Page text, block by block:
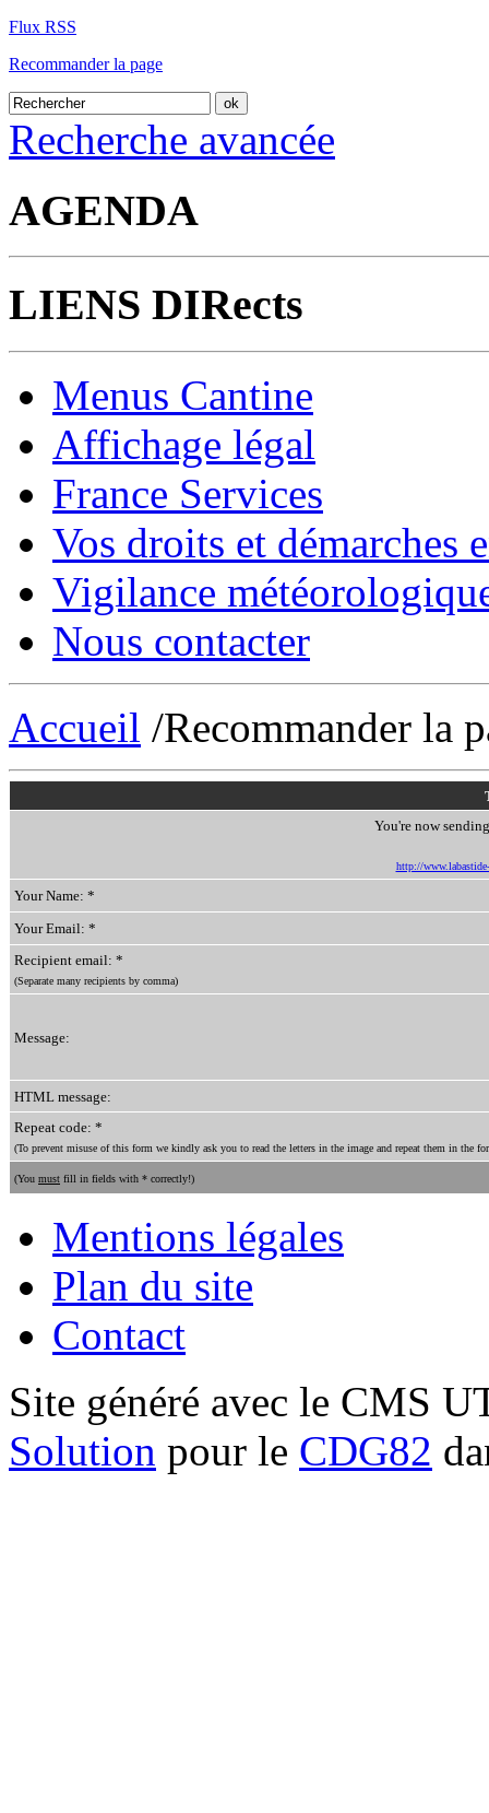
Flux RSS
Recommander la page
Recherche avancée
AGENDA
LIENS DIRects
Menus Cantine
Affichage légal
France Services
Vos droits et démarches
Vigilance
Nous contacter
Accueil /Recommander la
You're now
http://
Your Name: *
Your Email: *
Recipient email: *
(Separate many recipients by comma)
Message:
HTML message:
Repeat code: *
(To prevent misuse of this form we kindly ask you to read the letters in the image and repeat them in the
(You must fill in fields with * correctly!)
Mentions légales
Plan du site
Contact
Site généré avec le CMS
Solution pour le CDG82